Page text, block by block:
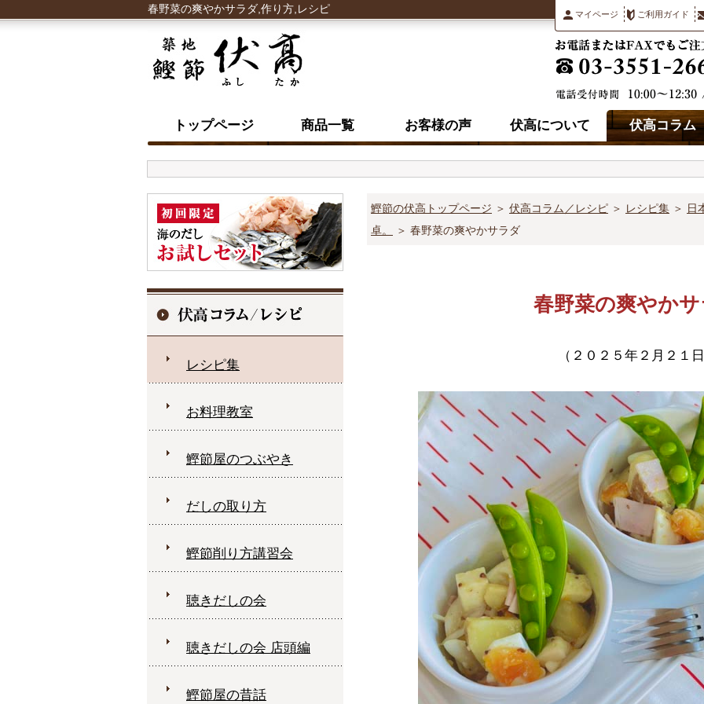
春野菜の爽やかサラダ,作り方,レシピ マイページ ご利用ガイド
トップページ 商品一覧 お客様の声 伏高について 伏高コラム
鰹節の伏高トップページ ＞ 伏高コラム／レシピ ＞ レシピ集 ＞ 日
卓。
＞ 春野菜の爽やかサラダ
春野菜の爽やか
（２０２５年２月２１
レシピ集
お料理教室
鰹節屋のつぶやき
だしの取り方
鰹節削り方講習会
聴きだしの会
聴きだしの会 店頭編
鰹節屋の昔話